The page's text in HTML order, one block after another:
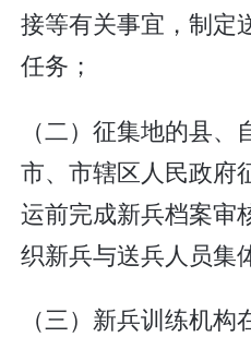
接等有关事宜，制定
任务；
（二）征集地的县
市、市辖区人民政府
运前完成新兵档案审
织新兵与送兵人员集
（三）新兵训练机